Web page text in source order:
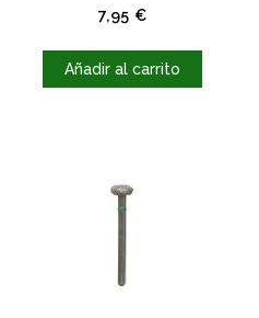
7,95 €Precio
Añadir al carrito